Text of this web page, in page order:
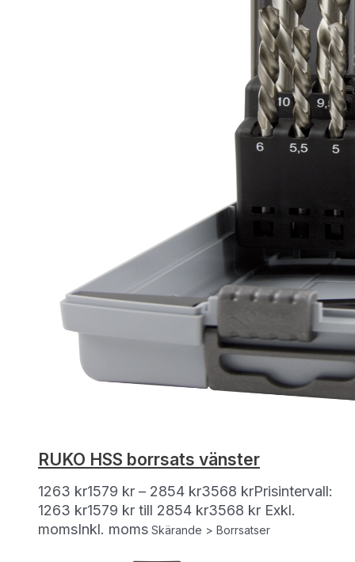
RUKO HSS borrsats vänster
1263 kr1579 kr – 2854 kr3568 krPrisintervall:
1263 kr1579 kr till 2854 kr3568 kr Exkl.
momsInkl. moms Skärande > Borrsatser